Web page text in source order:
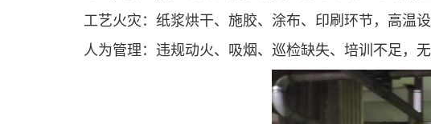
工艺火灾：纸浆烘干、施胶、涂布、印刷环节，高温
人为管理：违规动火、吸烟、巡检缺失、培训不足，